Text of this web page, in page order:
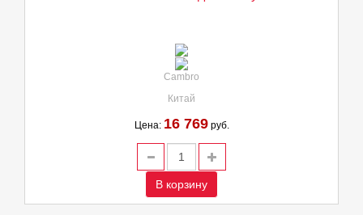
Cambro
Китай
Цена: 16 769руб.
В корзину